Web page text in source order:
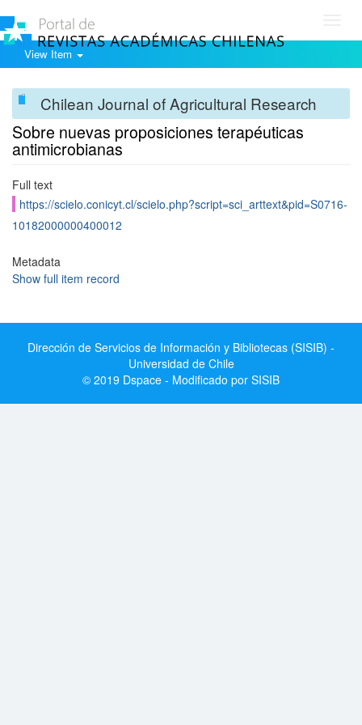
View Item
Chilean Journal of Agricultural Research
Sobre nuevas proposiciones terapéuticas
antimicrobianas
Full text
https://scielo.conicyt.cl/scielo.php?script=sci_arttext&pid=S0716-
10182000000400012
Metadata
Show full item record
Dirección de Servicios de Información y Bibliotecas (SISIB) -
Universidad de Chile
© 2019 Dspace - Modificado por SISIB